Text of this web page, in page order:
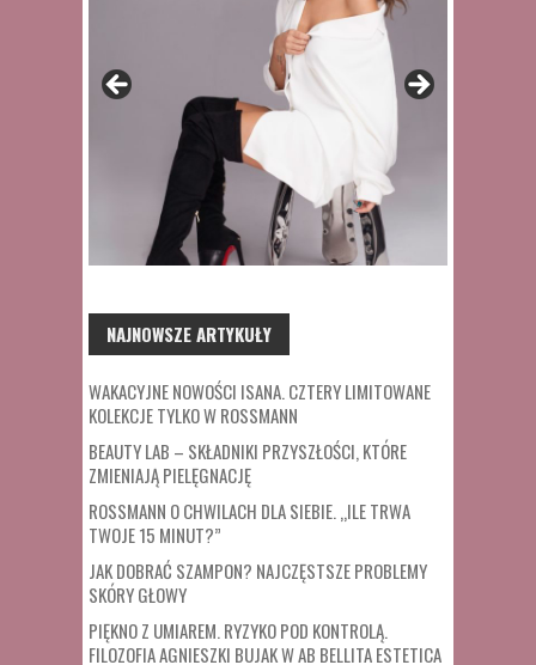
NAJNOWSZE ARTYKUŁY
WAKACYJNE NOWOŚCI ISANA. CZTERY LIMITOWANE
KOLEKCJE TYLKO W ROSSMANN
BEAUTY LAB – SKŁADNIKI PRZYSZŁOŚCI, KTÓRE
ZMIENIAJĄ PIELĘGNACJĘ
ROSSMANN O CHWILACH DLA SIEBIE. „ILE TRWA
TWOJE 15 MINUT?”
JAK DOBRAĆ SZAMPON? NAJCZĘSTSZE PROBLEMY
SKÓRY GŁOWY
PIĘKNO Z UMIAREM. RYZYKO POD KONTROLĄ.
FILOZOFIA AGNIESZKI BUJAK W AB BELLITA ESTETICA